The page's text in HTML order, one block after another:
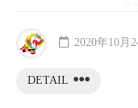
DETAIL
2020年10月